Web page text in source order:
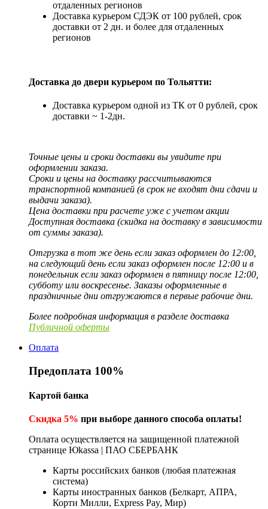
отдаленных регионов
Доставка курьером СДЭК от 100 рублей, срок
доставки от 2 дн. и более для отдаленных
регионов
Доставка до двери курьером по Тольятти:
Доставка курьером одной из ТК от 0 рублей, срок
доставки ~ 1-2дн.
Точные цены и сроки доставки вы увидите при
оформлении заказа.
Сроки и цены на доставку рассчитываются
транспортной компанией (в срок не входят дни сдачи и
выдачи заказа).
Цена доставки при расчете уже с учетом акции
Доступная доставка (скидка на доставку в зависимости
от суммы заказа).
Отгрузка в тот же день если заказ оформлен до 12:00,
на следующий день если заказ оформлен после 12:00 и в
понедельник если заказ оформлен в пятницу после 12:00,
субботу или воскресенье. Заказы оформленные в
праздничные дни отгружаются в первые рабочие дни.
Более подробная информация в разделе доставка
Публичной оферты
Оплата
Предоплата 100%
Картой банка
Скидка 5% при выборе данного способа оплаты!
Оплата осуществляется на защищенной платежной
странице Юkassa | ПАО СБЕРБАНК
Карты российских банков (любая платежная
система)
Карты иностранных банков (Белкарт, АПРА,
Корти Милли, Express Pay, Мир)